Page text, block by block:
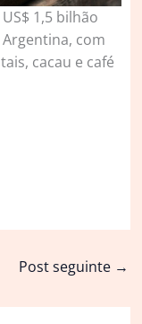
1,5 bilhão
com
cacau e café
Post seguinte →